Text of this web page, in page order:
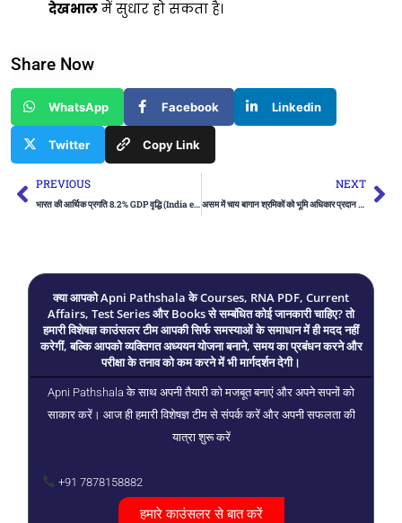
देखभालमें सुधार हो सकता है।
Share Now
WhatsApp Facebook Linkedin
Twitter Copy Link
Prev
PREVIOUS
भारत की आर्थिक प्रगति 8.2% GDP वृद्धि (India economic progress 8.2% GDP growth) | Apni Pathshala
NEXT
असम में चाय बागान श्रमिकों को भूमि अधिकार प्रदान करने वाला विधेयक (Assam passes bill to provide land rights to tea garden workers) | UPSC
क्या आपको Apni Pathshala के Courses, RNA PDF, Current
Affairs, Test Series और Books से सम्बंधित कोई जानकारी चाहिए? तो
हमारी विशेषज्ञ काउंसलर टीम आपकी सिर्फ समस्याओं के समाधान में ही मदद नहीं
करेगीं, बल्कि आपको व्यक्तिगत अध्ययन योजना बनाने, समय का प्रबंधन करने और
परीक्षा के तनाव को कम करने में भी मार्गदर्शन देगी।
Apni Pathshala के साथ अपनी तैयारी को मजबूत बनाएं और अपने सपनों को
साकार करें। आज ही हमारी विशेषज्ञ टीम से संपर्क करें और अपनी सफलता की
यात्रा शुरू करें
+91 7878158882
हमारे काउंसलर से बात करें